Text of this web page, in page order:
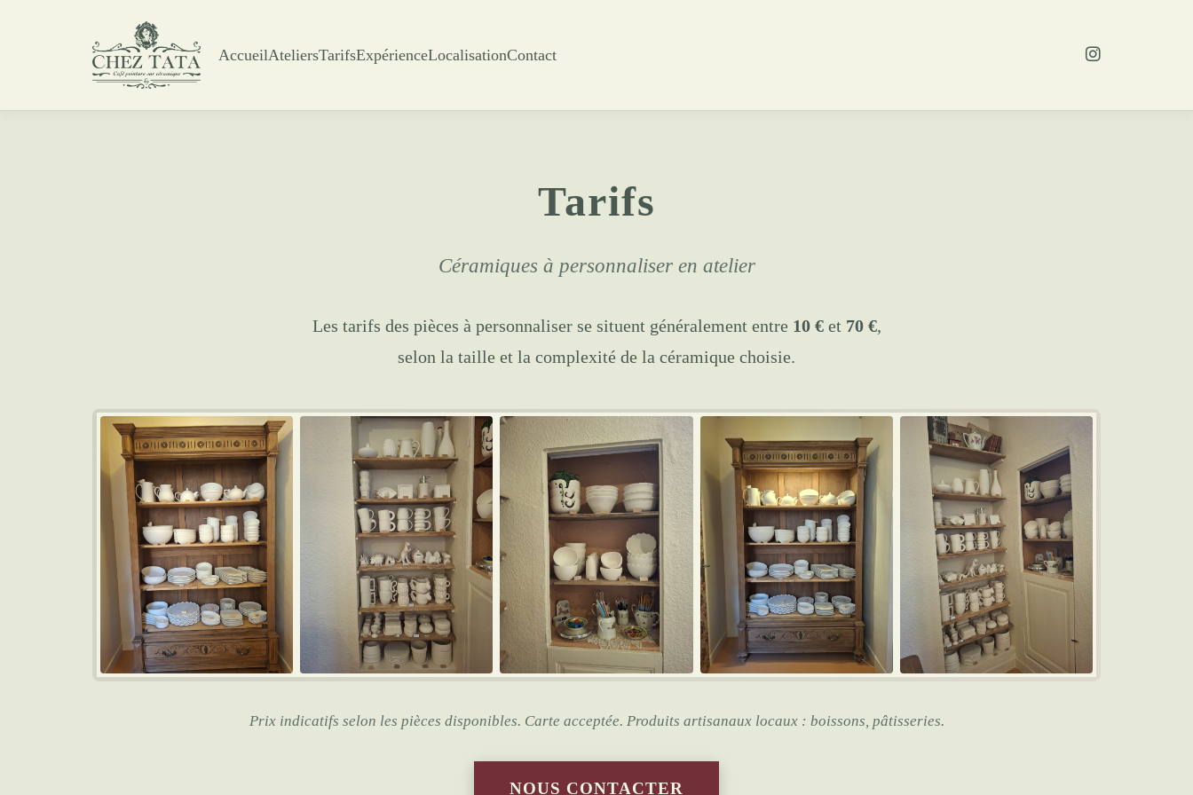
AccueilAteliersTarifsExpérienceLocalisationContact
Tarifs
Céramiques à personnaliser en atelier
Les tarifs des pièces à personnaliser se situent généralement entre 10 €et 70 €,
selon la taille et la complexité de la céramique choisie.
Prix indicatifs selon les pièces disponibles. Carte acceptée. Produits artisanaux locaux : boissons, pâtisseries.
NOUS CONTACTER